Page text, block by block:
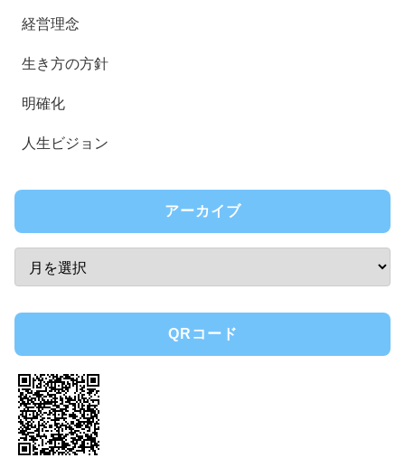
経営理念
生き方の方針
明確化
人生ビジョン
アーカイブ
QRコード